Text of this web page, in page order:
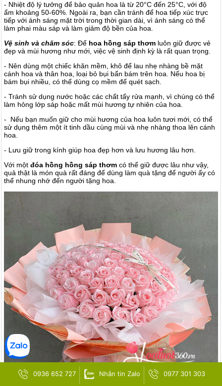
- Nhiệt độ lý tưởng để bảo quản hoa là từ 20°C đến 25°C, với độ
ẩm khoảng 50-60%. Ngoài ra, bạn cần tránh để hoa tiếp xúc trực
tiếp với ánh sáng mặt trời trong thời gian dài, vì ánh sáng có thể
làm phai màu sáp và làm giảm độ bền của hoa.
Vệ sinh và chăm sóc: Để hoa hồng sáp thơm luôn giữ được vẻ
đẹp và mùi hương như mới, việc vệ sinh định kỳ là rất quan trọng.
- Nên dùng một chiếc khăn mềm, khô để lau nhẹ nhàng bề mặt
cánh hoa và thân hoa, loại bỏ bụi bẩn bám trên hoa. Nếu hoa bị
bám bụi nhiều, có thể dùng cọ mềm để quét sạch.
- Tránh sử dụng nước hoặc các chất tẩy rửa mạnh, vì chúng có thể
làm hỏng lớp sáp hoặc mất mùi hương tự nhiên của hoa.
- Nếu bạn muốn giữ cho mùi hương của hoa luôn tươi mới, có thể
sử dụng thêm một ít tinh dầu cùng mùi và nhẹ nhàng thoa lên cánh
hoa.
- Lưu giữ trong kính giúp hoa đẹp hơn và lưu hương lâu hơn.
Với một đóa hồng hồng sáp thơm có thể giữ được lâu như vậy,
quả thật là món quà rất đáng để dùng làm quà tặng để người ấy có
thể nhung nhớ đến người tặng hoa.
0936 652 727 Nhắn tin Zalo 0977 301 303